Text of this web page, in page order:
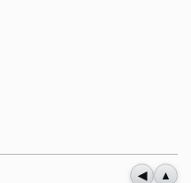
◀ ▲